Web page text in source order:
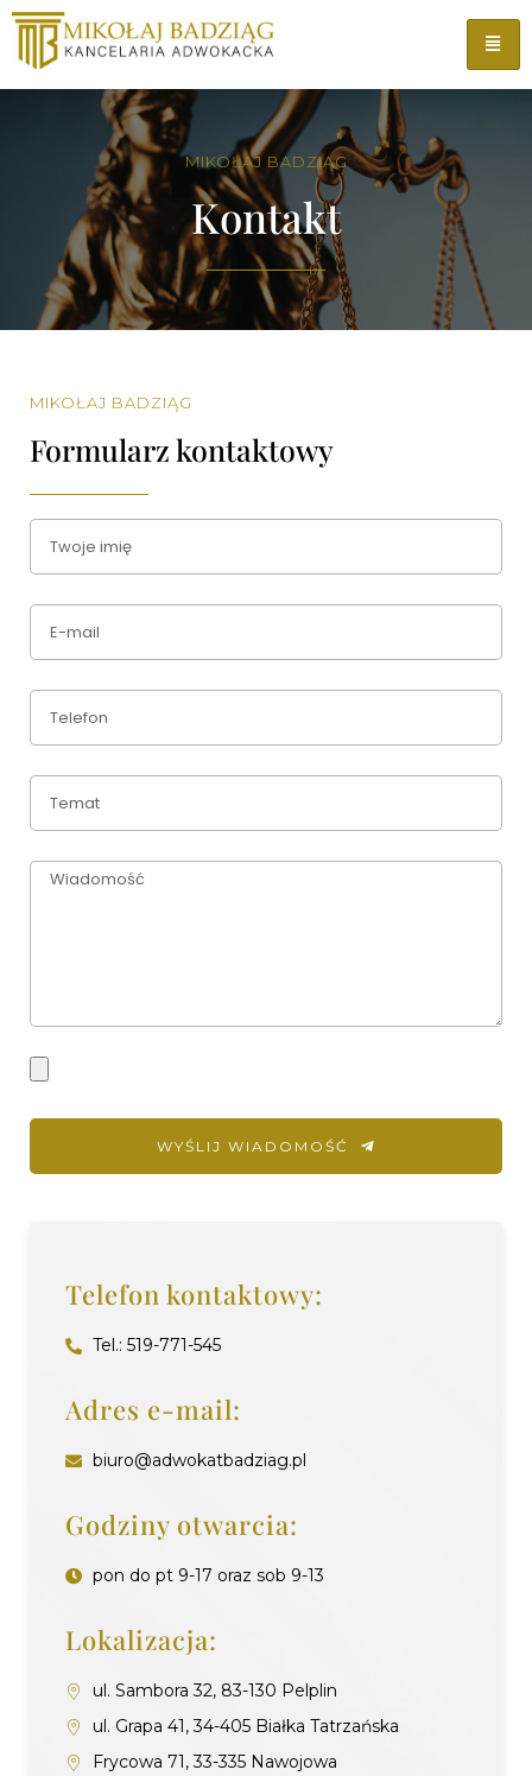
MIKOŁAJ BADZIĄG
Kontakt
MIKOŁAJ BADZIĄG
Formularz kontaktowy
WYŚLIJ WIADOMOŚĆ
Telefon kontaktowy:
Tel.: 519-771-545
Adres e-mail:
biuro@adwokatbadziag.pl
Godziny otwarcia:
pon do pt 9-17 oraz sob 9-13
Lokalizacja:
ul. Sambora 32, 83-130 Pelplin
ul. Grapa 41, 34-405 Białka Tatrzańska
Frycowa 71, 33-335 Nawojowa